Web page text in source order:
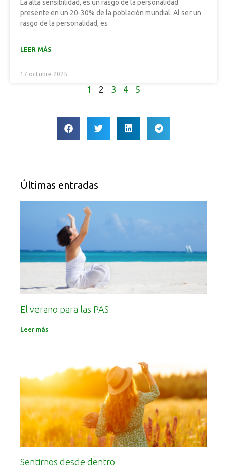
La alta sensibilidad, es un rasgo de la personalidad
presente en un 20-30% de la población mundial. Al ser un
rasgo de la personalidad, es
LEER MÁS
17 octubre 2025
1 2 3 4 5
Últimas entradas
El verano para las PAS
Leer más
Sentirnos desde dentro